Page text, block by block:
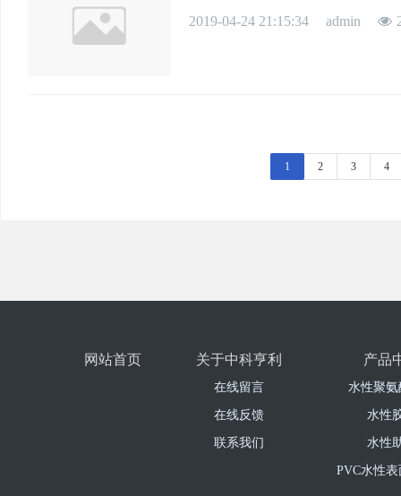
2019-04-24 21:15:34 admin
1 2 3 4
网站首页 关于中科亨利
在线留言
在线反馈
联系我们
产品
水性聚
水性
水性
PVC水性